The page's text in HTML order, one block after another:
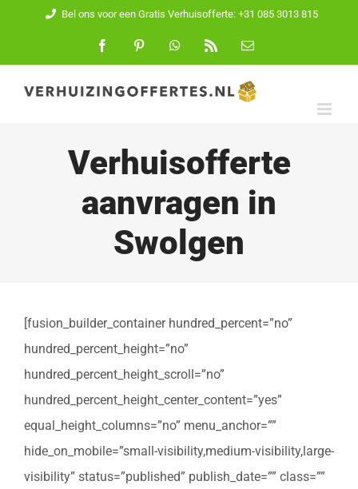
inhoud
Bel ons voor een Gratis Verhuisofferte: +31 085 3013 815
FacebookPinterest WhatsApp
E-
Verhuisofferte
aanvragen in
Swolgen
[fusion_builder_container hundred_percent=”no”
hundred_percent_height=”no”
hundred_percent_height_scroll=”no”
hundred_percent_height_center_content=”yes”
equal_height_columns=”no” menu_anchor=””
hide_on_mobile=”small-visibility,medium-visibility,large-
visibility” status=”published” publish_date=”” class=””